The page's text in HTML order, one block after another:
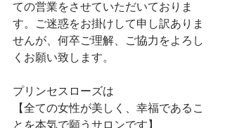
ての営業をさせていただいておりま
す。ご迷惑をお掛けして申し訳ありま
せんが、何卒ご理解、ご協力をよろし
くお願い致します。
プリンセスローズは
【全ての女性が美しく、幸福であるこ
とを本気で願うサロンです】